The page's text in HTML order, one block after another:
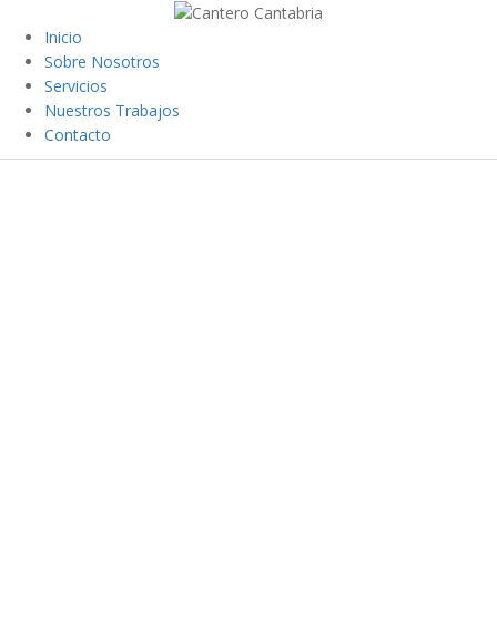
Inicio
Sobre Nosotros
Servicios
Nuestros Trabajos
Contacto